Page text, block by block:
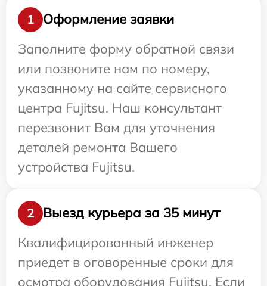
1
Оформление заявки
Заполните форму обратной связи
или позвоните нам по номеру,
указанному на сайте сервисного
центра Fujitsu. Наш консультант
перезвонит Вам для уточнения
деталей ремонта Вашего
устройства Fujitsu.
2
Выезд курьера за 35 минут
Квалифицированный инженер
приедет в оговоренные сроки для
осмотра оборудования Fujitsu. Если